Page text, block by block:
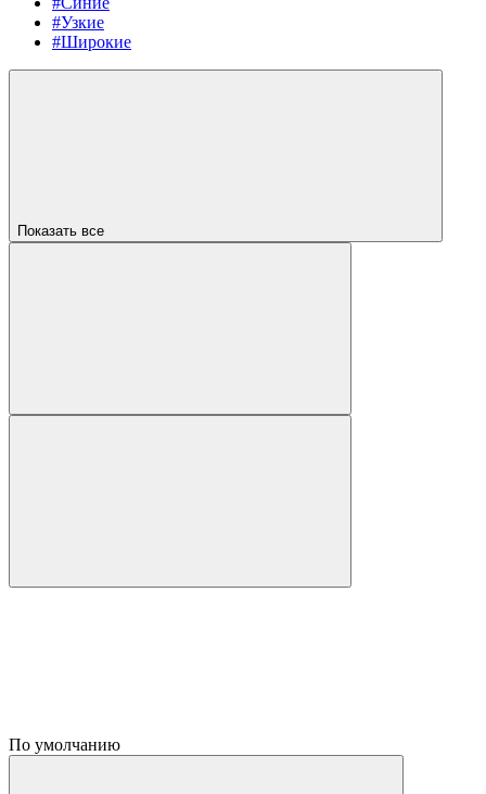
#Узкие
#Широкие
Показать все
По умолчанию